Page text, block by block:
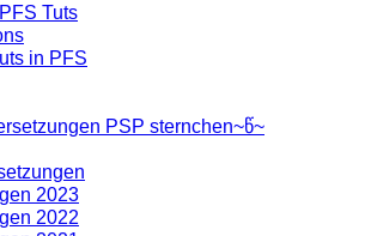
Tuts
in PFS
PSP sternchen~წ~
2023
2022